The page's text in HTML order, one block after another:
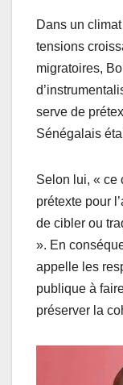
Dans un
tensions
migratoires,
serve de
Sénégalais
Selon lui, « ce
prétexte pour
de cibler ou
». En
appelle les
publique à
préserver la